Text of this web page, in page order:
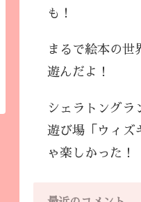
も！
まるで絵本の世
遊んだよ！
シェラトングラ
遊び場「ウィズ
ゃ楽しかった！